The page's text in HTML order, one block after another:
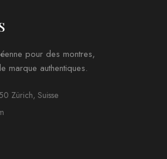
pour des montres,
marque authentiques.
Zürich, Suisse